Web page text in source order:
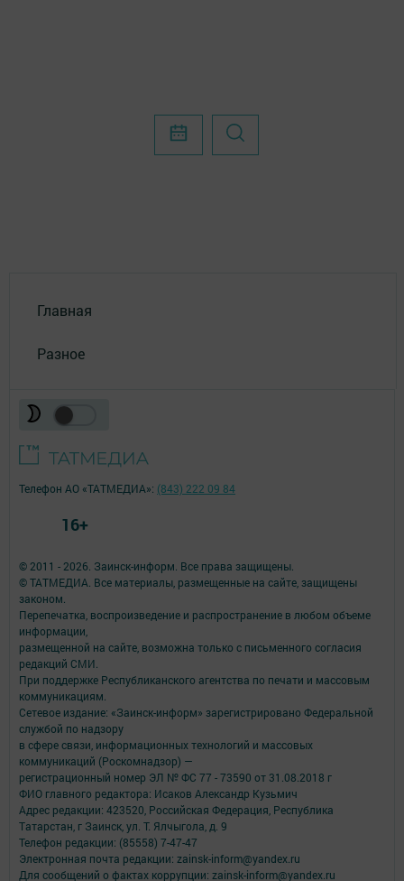
Главная
Разное
© 2011 - 2026. Заинск-информ. Все права защищены.
© ТАТМЕДИА. Все материалы, размещенные на сайте, защищены
законом.
Перепечатка, воспроизведение и распространение в любом объеме
информации,
размещенной на сайте, возможна только с письменного согласия
редакций СМИ.
При поддержке Республиканского агентства по печати и массовым
коммуникациям.
Сетевое издание: «Заинск-информ» зарегистрировано Федеральной
службой по надзору
в сфере связи, информационных технологий и массовых
коммуникаций (Роскомнадзор) —
регистрационный номер ЭЛ № ФС 77 - 73590 от 31.08.2018 г
ФИО главного редактора: Исаков Александр Кузьмич
Адрес редакции: 423520, Российская Федерация, Республика
Татарстан, г Заинск, ул. Т. Ялчыгола, д. 9
Телефон редакции: (85558) 7-47-47
Электронная почта редакции: zainsk-inform@yandex.ru
Для сообщений о фактах коррупции: zainsk-inform@yandex.ru
Телефон АО «ТАТМЕДИА»: (843) 222 09 84
16+